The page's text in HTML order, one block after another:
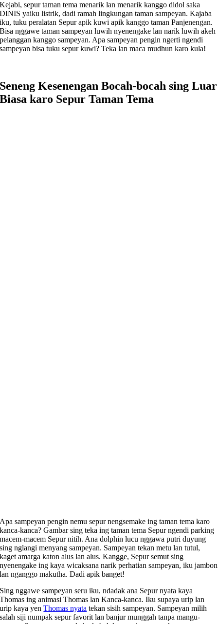
Kejabi, sepur taman tema menarik lan menarik kanggo didol saka
DINIS yaiku listrik, dadi ramah lingkungan taman sampeyan. Kajaba
iku, tuku peralatan Sepur apik kuwi apik kanggo taman Panjenengan.
Bisa nggawe taman sampeyan luwih nyenengake lan narik luwih akeh
pelanggan kanggo sampeyan. Apa sampeyan pengin ngerti ngendi
sampeyan bisa tuku sepur kuwi? Teka lan maca mudhun karo kula!
Seneng Kesenengan Bocah-bocah sing Luar
Biasa karo Sepur Taman Tema
Apa sampeyan pengin nemu sepur nengsemake ing taman tema karo
kanca-kanca? Gambar sing teka ing taman tema Sepur ngendi parking
macem-macem Sepur nitih. Ana dolphin lucu nggawa putri duyung
sing nglangi menyang sampeyan. Sampeyan tekan metu lan tutul,
kaget amarga katon alus lan alus. Kangge, Sepur semut sing
nyenengake ing kaya wicaksana narik perhatian sampeyan, iku jambon
lan nganggo makutha. Dadi apik banget!
Sing nggawe sampeyan seru iku, ndadak ana Sepur nyata kaya
Thomas ing animasi Thomas lan Kanca-kanca. Iku supaya urip lan
urip kaya yenThomas nyata tekan sisih sampeyan. Sampeyan milih
salah siji numpak sepur favorit lan banjur munggah tanpa mangu-